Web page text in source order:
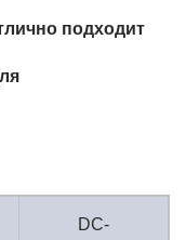
подходит
DC-